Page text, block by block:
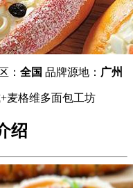
： 全国 品牌源地： 广州
麦格维多面包工坊
绍